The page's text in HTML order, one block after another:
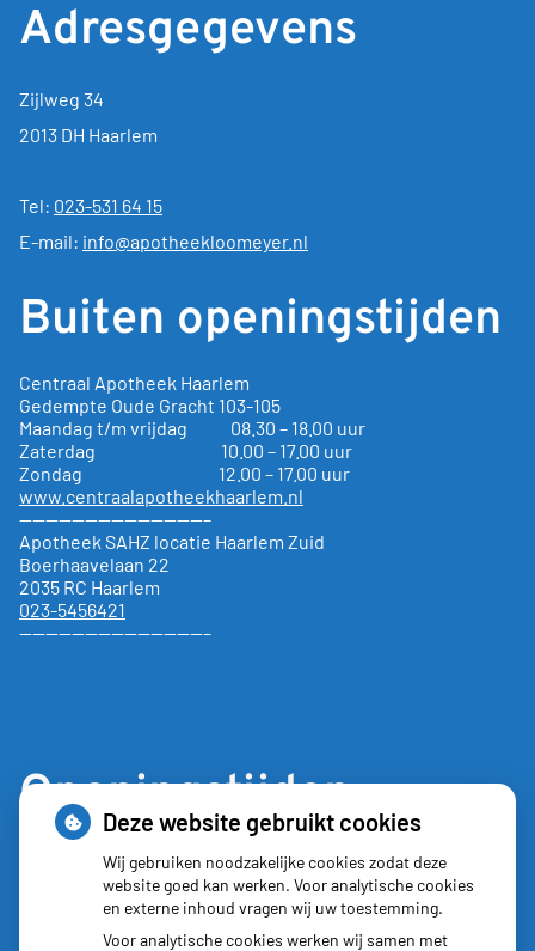
Adresgegevens
Zijlweg 34
2013 DH Haarlem
Tel: 023-531 64 15
E-mail: info@apotheekloomeyer.nl
Buiten openingstijden
Centraal Apotheek Haarlem
Gedempte Oude Gracht 103-105
Maandag t/m vrijdag 08.30 – 18.00 uur
Zaterdag 10.00 – 17.00 uur
Zondag 12.00 – 17.00 uur
www.centraalapotheekhaarlem.nl
——————————————–
Apotheek SAHZ locatie Haarlem Zuid
Boerhaavelaan 22
2035 RC Haarlem
023-5456421
——————————————–
Openingstijden
8:30 - 17:30
8:30 - 17:30
Woensdag:
8:30 - 17:30
Donderdag:
8:30 - 17:30
Deze website gebruikt cookies
Wij gebruiken noodzakelijke cookies zodat deze
website goed kan werken. Voor analytische cookies
en externe inhoud vragen wij uw toestemming.
Voor analytische cookies werken wij samen met